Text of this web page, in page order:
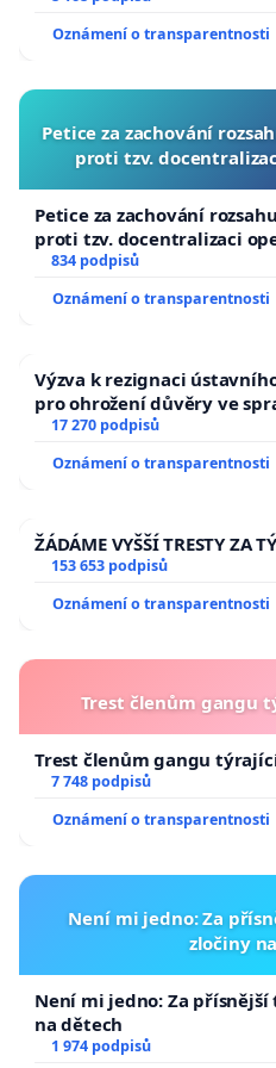
svědčí o opaku. Místo
obhajoval, dochází pod
významu kultury pro
kulturnímu sektoru, ne
Klempíře v srpnu 2025 v
Strakatým na platformě
kultury nemá precedens.
Znepokojení vyvolává
mechanismem
rozhodování o veřejných
odbornému posuzování
Kultura není luxus ani
veřejného života.
pilířů demokratické
včetně mnohanásobné
Domníváme se, že
osobnost, která rozumí
Oznámení o transparentnosti
Petice za zachování
proti tzv.
Petice za zachování
proti tzv. docentralizaci
834 podpisů
Oznámení o transparentnosti
Výzva k rezignaci
pro ohrožení důvěry ve
17 270 podpisů
Oznámení o transparentnosti
ŽÁDÁME VYŠŠÍ TRESTY ZA
153 653 podpisů
Oznámení o transparentnosti
Trest členům gangu
Trest členům gangu
7 748 podpisů
Oznámení o transparentnosti
Není mi jedno: Za
zločiny
Není mi jedno: Za
na dětech
1 974 podpisů